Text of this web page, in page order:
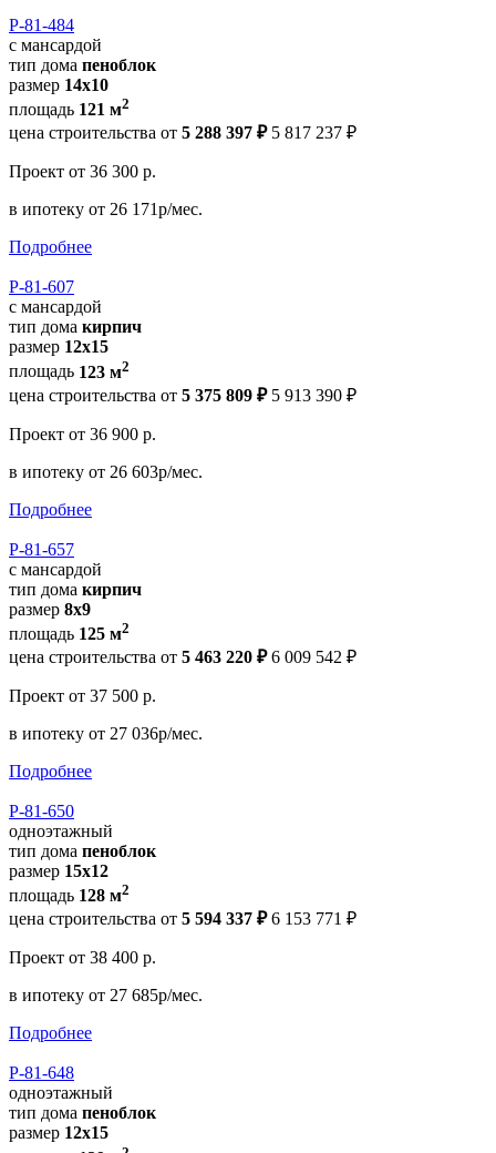
Р-81-484
с мансардой
тип дома пеноблок
размер 14х10
площадь 121 м2
цена строительства от 5 288 397 ₽ 5 817 237 ₽
Проект от 36 300 р.
в ипотеку от 26 171р/мес.
Подробнее
Р-81-607
с мансардой
тип дома кирпич
размер 12х15
площадь 123 м2
цена строительства от 5 375 809 ₽ 5 913 390 ₽
Проект от 36 900 р.
в ипотеку от 26 603р/мес.
Подробнее
Р-81-657
с мансардой
тип дома кирпич
размер 8x9
площадь 125 м2
цена строительства от 5 463 220 ₽ 6 009 542 ₽
Проект от 37 500 р.
в ипотеку от 27 036р/мес.
Подробнее
Р-81-650
одноэтажный
тип дома пеноблок
размер 15x12
площадь 128 м2
цена строительства от 5 594 337 ₽ 6 153 771 ₽
Проект от 38 400 р.
в ипотеку от 27 685р/мес.
Подробнее
Р-81-648
одноэтажный
тип дома пеноблок
размер 12x15